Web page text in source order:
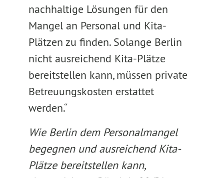
nachhaltige Lösungen für den
Mangel an Personal und Kita-
Plätzen zu finden. Solange Berlin
nicht ausreichend Kita-Plätze
bereitstellen kann, müssen private
Betreuungskosten erstattet
werden.“
Wie Berlin dem Personalmangel
begegnen und ausreichend Kita-
Plätze bereitstellen kann,